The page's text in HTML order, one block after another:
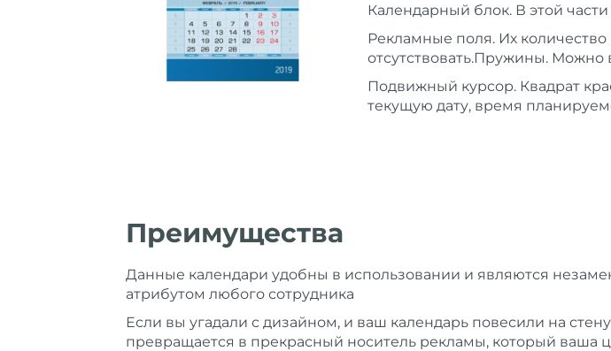
Календарный блок. В этой
Рекламные поля. Их
отсутствовать.Пружины.
Подвижный курсор. Квадрат
текущую дату, время
Преимущества
Данные календари удобны в использовании и являются
атрибутом любого сотрудника
Если вы угадали с дизайном, и ваш календарь повесили на
превращается в прекрасный носитель рекламы, который ваша